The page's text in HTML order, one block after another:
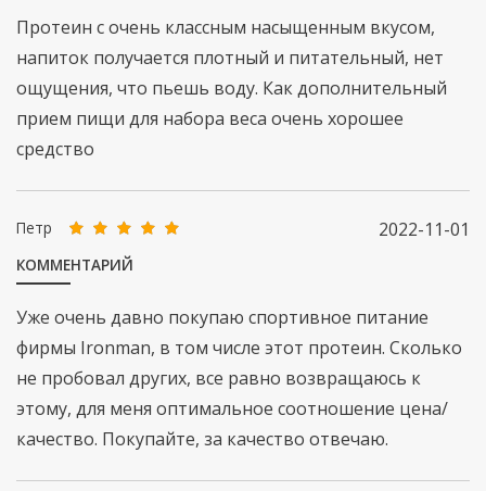
Протеин с очень классным насыщенным вкусом,
напиток получается плотный и питательный, нет
ощущения, что пьешь воду. Как дополнительный
прием пищи для набора веса очень хорошее
средство
2022-11-01
Петр
КОММЕНТАРИЙ
Уже очень давно покупаю спортивное питание
фирмы Ironman, в том числе этот протеин. Сколько
не пробовал других, все равно возвращаюсь к
этому, для меня оптимальное соотношение цена/
качество. Покупайте, за качество отвечаю.